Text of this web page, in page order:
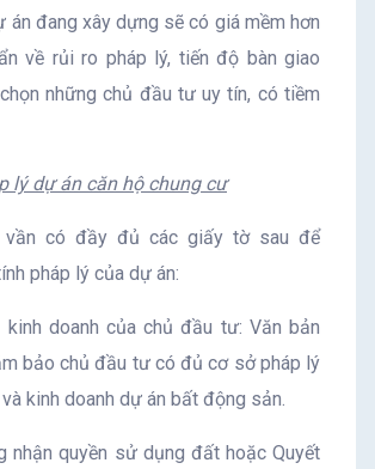
án đang xây dựng sẽ có giá mềm hơn
về rủi ro pháp lý, tiến độ bàn giao
những chủ đầu tư uy tín, có tiềm
lý dự án căn hộ chung cư
vần có đầy đủ các giấy tờ sau để
pháp lý của dự án:
kinh doanh của chủ đầu tư: Văn bản
bảo chủ đầu tư có đủ cơ sở pháp lý
kinh doanh dự án bất động sản.
nhận quyền sử dụng đất hoặc Quyết